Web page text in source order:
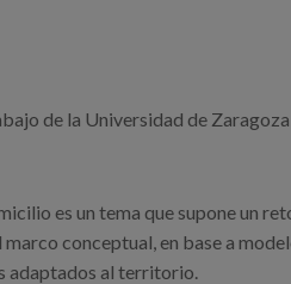
de la Universidad de Zaragoza
es un tema que supone un
conceptual, en base a
adaptados al territorio.